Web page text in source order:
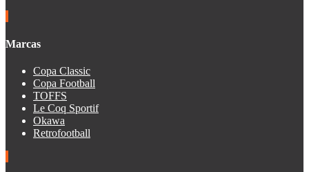
Marcas
Copa Classic
Copa Football
TOFFS
Le Coq Sportif
Okawa
Retrofootball